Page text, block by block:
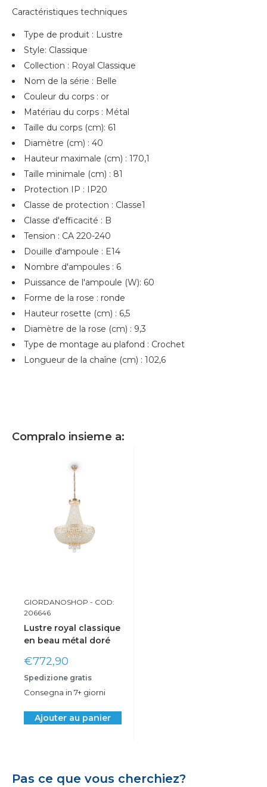
Caractéristiques techniques
Type de produit : Lustre
Style: Classique
Collection : Royal Classique
Nom de la série : Belle
Couleur du corps : or
Matériau du corps : Métal
Taille du corps (cm): 61
Diamètre (cm) : 40
Hauteur maximale (cm) : 170,1
Taille minimale (cm) : 81
Protection IP : IP20
Classe de protection : Classe1
Classe d'efficacité : B
Tension : CA 220-240
Douille d'ampoule : E14
Nombre d'ampoules : 6
Puissance de l'ampoule (W): 60
Forme de la rose : ronde
Hauteur rosette (cm) : 6,5
Diamètre de la rose (cm) : 9,3
Type de montage au plafond : Crochet
Longueur de la chaîne (cm) : 102,6
Compralo insieme a:
GIORDANOSHOP - COD:
206646
Lustre royal classique
en beau métal doré
Prix
réduit
€772,90
Spedizione gratis
Consegna in 7+ giorni
Ajouter au panier
Pas ce que vous cherchiez?